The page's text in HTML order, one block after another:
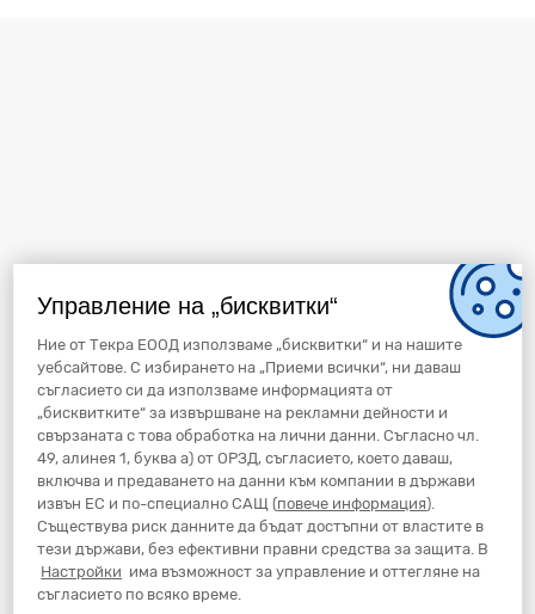
Управление на „бисквитки“
Ние от Текра ЕООД използваме „бисквитки“ и на нашите
уебсайтове. С избирането на „Приеми всички“, ни даваш
съгласието си да използваме информацията от
„бисквитките“ за извършване на рекламни дейности и
свързаната с това обработка на лични данни. Съгласно чл.
49, алинея 1, буква а) от ОРЗД, съгласието, което даваш,
включва и предаването на данни към компании в държави
извън ЕС и по-специално САЩ (повече информация).
Съществува риск данните да бъдат достъпни от властите в
тези държави, без ефективни правни средства за защита. В
Настройки има възможност за управление и оттегляне на
съгласието по всяко време.